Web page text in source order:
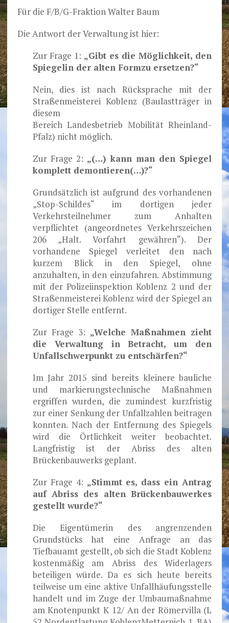
Für die F/B/G-Fraktion Walter Baum
Die Antwort der Verwaltung ist hier:
Zur Frage 1: „Gibt es die Möglichkeit, den
Spiegelin der alten Formzu ersetzen?“
Nein, dies ist nach Rücksprache mit der
Straßenmeisterei Koblenz (Baulastträger in
diesem
Bereich Landesbetrieb Mobilität Rheinland-
Pfalz) nicht möglich.
Zur Frage 2: „(…) kann man den Spiegel
komplett demontieren(…)?“
Grundsätzlich ist aufgrund des vorhandenen
„Stop-Schildes“ im dortigen jeder
Verkehrsteilnehmer zum Anhalten
verpflichtet (angeordnetes Verkehrszeichen
206 „Halt. Vorfahrt gewähren“). Der
vorhandene Spiegel verleitet den nach
kurzem Blick in den Spiegel, ohne
anzuhalten, in den einzufahren. Abstimmung
mit der Polizeiinspektion Koblenz 2 und der
Straßenmeisterei Koblenz wird der Spiegel an
dortiger Stelle entfernt.
Zur Frage 3: „Welche Maßnahmen zieht
die Verwaltung in Betracht, um den
Unfallschwerpunkt zu entschärfen?“
Im Jahr 2015 sind bereits kleinere bauliche
und markierungstechnische Maßnahmen
ergriffen wurden, die zumindest kurzfristig
zur einer Senkung der Unfallzahlen beitragen
konnten. Nach der Entfernung des Spiegels
wird die Örtlichkeit weiter beobachtet.
Langfristig ist der Abriss des alten
Brückenbauwerks geplant.
Zur Frage 4: „Stimmt es, dass ein Antrag
auf Abriss des alten Brückenbauwerkes
gestellt wurde?“
Die Eigentümerin des angrenzenden
Grundstücks hat eine Anfrage an das
Tiefbauamt gestellt, ob sich die Stadt Koblenz
kostenmäßig am Abriss des Widerlagers
beteiligen würde. Da es sich heute bereits
teilweise um eine aktive Unfallhäufungsstelle
handelt und im Zuge der Umbaumaßnahme
am Knotenpunkt K 12/ An der Römervilla (L